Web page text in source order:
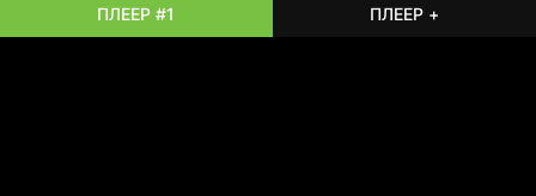
кто ценит тихие рассказы о людях в необычных
обстоятельствах и ситуациях жизни. Диалоги звучат
ПЛЕЕР #1 ПЛЕЕР +